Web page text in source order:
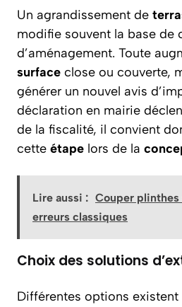
Un agrandissement de
modifie souvent la base de
d’aménagement. Toute
surface close ou couverte,
générer un nouvel avis
déclaration en mairie
de la fiscalité, il convient
cette étape lors de la
Lire aussi : Couper plinthes
erreurs classiques
Choix des solutions
Différentes options